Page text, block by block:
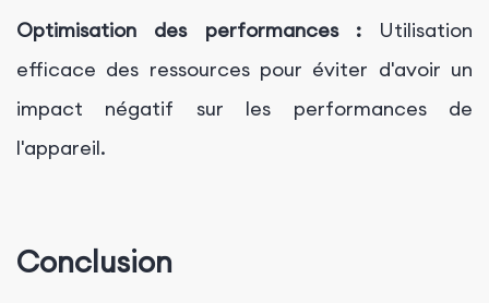
Optimisation des performances : Utilisation
efficace des ressources pour éviter d'avoir un
impact négatif sur les performances de
l'appareil.
Conclusion